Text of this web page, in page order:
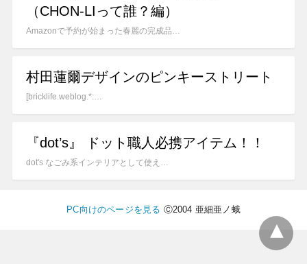
（CHON-LIって誰？編）
Amazonで予約が始まった春麗の完成品…
村田蓮爾デザインのピンキーストリート
[bricklife.weblog.*:…
『dot’s』 ドット職人必携アイテム！！
dot's なごみ系インテリアとして使え…
PC向けのページを見る Ⓒ2004 亜細亜ノ蛾